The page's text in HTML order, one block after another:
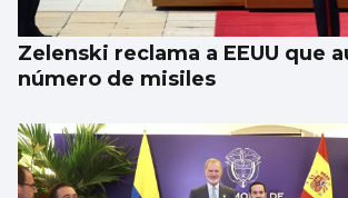
Zelenski reclama a EEUU que
número de misiles